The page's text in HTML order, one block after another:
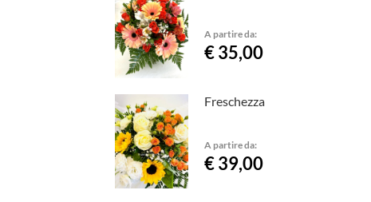
A partire da:
€ 35,00
Freschezza
A partire da:
€ 39,00